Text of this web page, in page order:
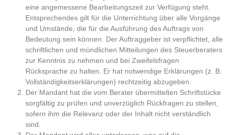
eine angemessene Bearbeitungszeit zur Verfügung steht.
Entsprechendes gilt für die Unterrichtung über alle Vorgänge
und Umstände, die für die Ausführung des Auftrags von
Bedeutung sein können. Der Auftraggeber ist verpflichtet, alle
schriftlichen und mündlichen Mitteilungen des Steuerberaters
zur Kenntnis zu nehmen und bei Zweifelsfragen
Rücksprache zu halten. Er hat notwendige Erklärungen (z. B.
Vollständigkeitserklärungen) rechtzeitig abzugeben.
Der Mandant hat die vom Berater übermittelten Schriftstücke
sorgfältig zu prüfen und unverzüglich Rückfragen zu stellen,
sofern ihm die Relevanz oder der Inhalt nicht verständlich
sind.